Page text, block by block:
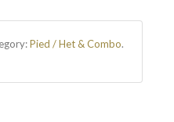
Pied / Het & Combo.